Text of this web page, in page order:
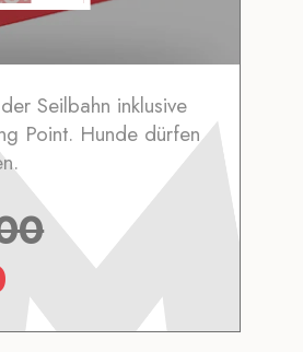
Seilbahn inklusive
Point. Hunde dürfen